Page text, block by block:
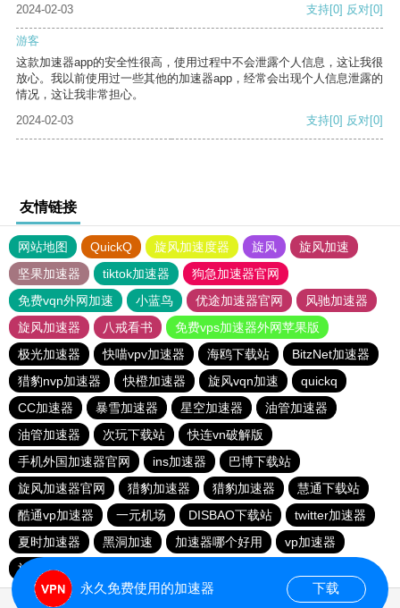
2024-02-03 支持[0] 反对[0]
游客
这款加速器app的安全性很高，使用过程中不会泄露个人信息，这让我很
放心。我以前使用过一些其他的加速器app，经常会出现个人信息泄露的
情况，这让我非常担心。
2024-02-03
支持[0] 反对[0]
友情链接
网站地图 QuickQ 旋风加速度器 旋风
旋风加速
坚果加速器
tiktok加速器
狗急加速器官网
免费vqn外网加速
小蓝鸟 优途加速器官网
风驰加速器
旋风加速器
八戒看书
免费vps加速器外网苹果版
极光加速器
快喵vpv加速器 海鸥下载站
BitzNet加速器
猎豹nvp加速器
快橙加速器 旋风vqn加速
quickq
CC加速器
暴雪加速器 星空加速器
油管加速器
油管加速器
次玩下载站
快连vn破解版
手机外国加速器官网
ins加速器
巴博下载站
旋风加速器官网
猎豹加速器 猎豹加速器
慧通下载站
酷通vp加速器
一元机场 DISBAO下载站
twitter加速器
夏时加速器
黑洞加速 加速器哪个好用
vp加速器
旋风vqn官网
永久免费使用的加速器 下载